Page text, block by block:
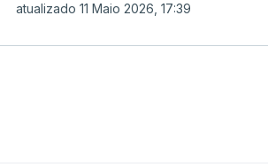
atualizado 11 Maio 2026, 17:39